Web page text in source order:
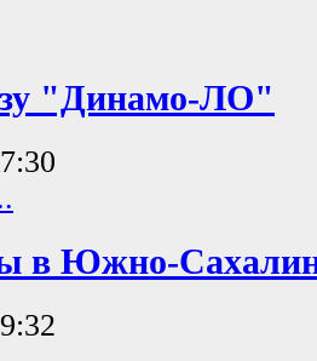
"Динамо-ЛО"
в Южно-